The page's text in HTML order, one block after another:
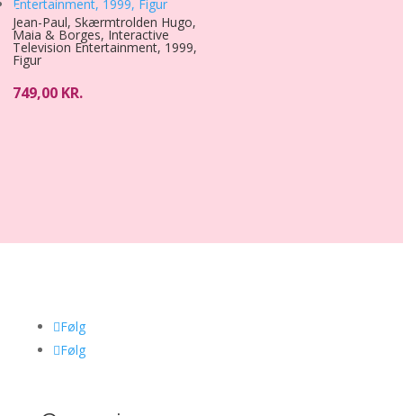
Jean-Paul, Skærmtrolden Hugo,
Maia & Borges, Interactive
Television Entertainment, 1999,
Figur
749,00 KR.
Følg
Følg